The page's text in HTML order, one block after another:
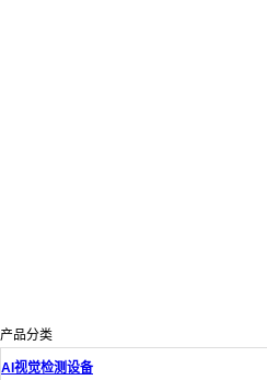
产品分类
AI视觉检测设备